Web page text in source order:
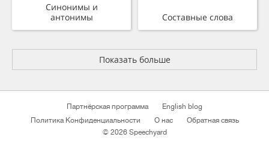
Синонимы и
антонимы
Составные слова
Показать больше
Партнёрская программа
English blog
Политика Конфиденциальности
О нас
Обратная связь
© 2026 Speechyard